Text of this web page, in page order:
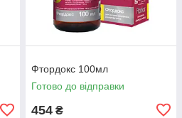
Фтордокс 100мл
Готово до відправки
454 ₴